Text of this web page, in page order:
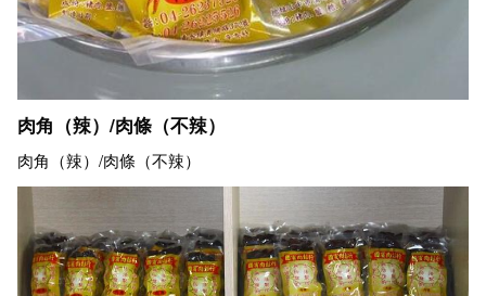
肉角（辣）/肉條（不辣）
肉角（辣）/肉條（不辣）